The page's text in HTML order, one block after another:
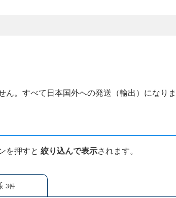
。すべて日本国外への発送（輸出）になり
を押すと絞り込んで表示されます。
3件